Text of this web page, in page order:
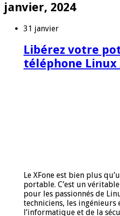
janvier, 2024
31 janvier
Libérez votre
téléphone Linux
Le XFone est bien plus
portable. C’est un
pour les passionnés de
techniciens, les ingénieurs
l’informatique et de la